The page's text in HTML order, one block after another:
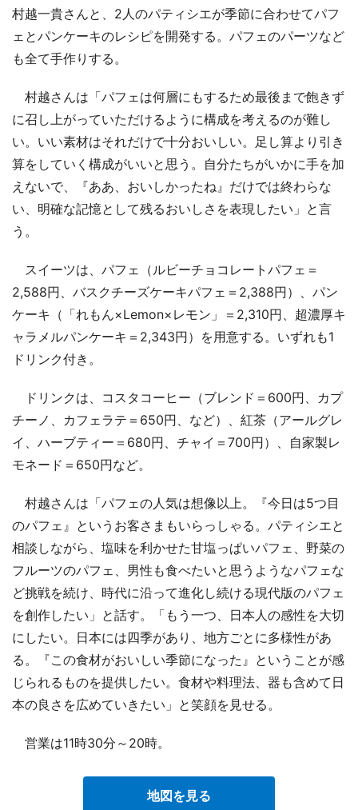
村越一貴さんと、2人のパティシエが季節に合わせてパフ
ェとパンケーキのレシピを開発する。パフェのパーツなど
も全て手作りする。
村越さんは「パフェは何層にもするため最後まで飽きず
に召し上がっていただけるように構成を考えるのが難し
い。いい素材はそれだけで十分おいしい。足し算より引き
算をしていく構成がいいと思う。自分たちがいかに手を加
えないで、『ああ、おいしかったね』だけでは終わらな
い、明確な記憶として残るおいしさを表現したい」と言
う。
スイーツは、パフェ（ルビーチョコレートパフェ＝
2,588円、バスクチーズケーキパフェ＝2,388円）、パン
ケーキ（「れもん×Lemon×レモン」＝2,310円、超濃厚キ
ャラメルパンケーキ＝2,343円）を用意する。いずれも1
ドリンク付き。
ドリンクは、コスタコーヒー（ブレンド＝600円、カプ
チーノ、カフェラテ＝650円、など）、紅茶（アールグレ
イ、ハーブティー＝680円、チャイ＝700円）、自家製レ
モネード＝650円など。
村越さんは「パフェの人気は想像以上。『今日は5つ目
のパフェ』というお客さまもいらっしゃる。パティシエと
相談しながら、塩味を利かせた甘塩っぱいパフェ、野菜の
フルーツのパフェ、男性も食べたいと思うようなパフェな
ど挑戦を続け、時代に沿って進化し続ける現代版のパフェ
を創作したい」と話す。「もう一つ、日本人の感性を大切
にしたい。日本には四季があり、地方ごとに多様性があ
る。『この食材がおいしい季節になった』ということが感
じられるものを提供したい。食材や料理法、器も含めて日
本の良さを広めていきたい」と笑顔を見せる。
営業は11時30分～20時。
地図を見る